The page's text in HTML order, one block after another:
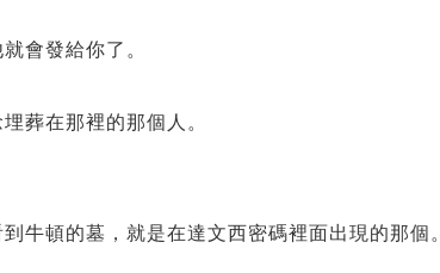
會發給你了。
葬在那裡的那個人。
牛頓的墓，就是在達文西密碼裡面出現的那個。